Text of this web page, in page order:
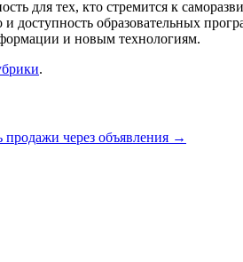
для тех, кто стремится к
и доступность образовательных
и новым технологиям.
.
продажи через объявления →